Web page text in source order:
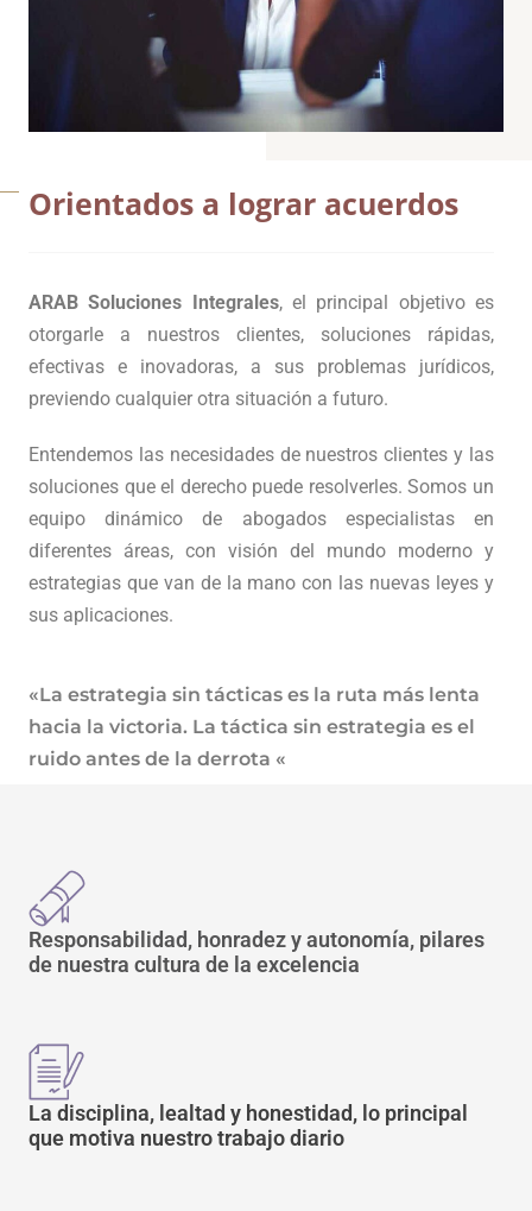
Orientados a lograr acuerdos
ARAB Soluciones Integrales, el principal objetivo es
otorgarle a nuestros clientes, soluciones rápidas,
efectivas e inovadoras, a sus problemas jurídicos,
previendo cualquier otra situación a futuro.
Entendemos las necesidades de nuestros clientes y las
soluciones que el derecho puede resolverles. Somos un
equipo dinámico de abogados especialistas en
diferentes áreas, con visión del mundo moderno y
estrategias que van de la mano con las nuevas leyes y
sus aplicaciones.
«La estrategia sin tácticas es la ruta más lenta
hacia la victoria. La táctica sin estrategia es el
ruido antes de la derrota «
Responsabilidad, honradez y autonomía, pilares
de nuestra cultura de la excelencia
La disciplina, lealtad y honestidad, lo principal
que motiva nuestro trabajo diario